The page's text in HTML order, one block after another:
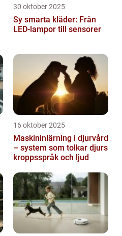
30 oktober 2025
Sy smarta kläder: Från
LED-lampor till sensorer
16 oktober 2025
Maskininlärning i djurvård
– system som tolkar djurs
kroppsspråk och ljud